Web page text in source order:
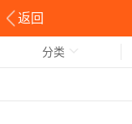
返回
分类